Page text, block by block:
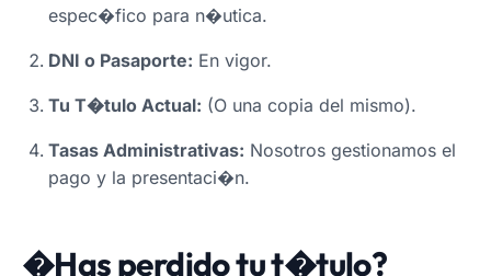
espec�fico para n�utica.
DNI o Pasaporte: En vigor.
Tu T�tulo Actual: (O una copia del mismo).
Tasas Administrativas: Nosotros gestionamos el
pago y la presentaci�n.
�Has perdido tu t�tulo?